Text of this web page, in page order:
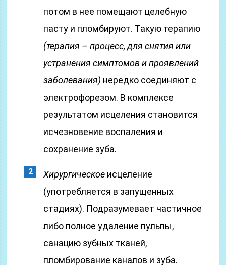
потом в нее помещают целебную
пасту и пломбируют. Такую терапию
(терапия – процесс, для снятия или
устранения симптомов и проявлений
заболевания) нередко соединяют с
электрофорезом. В комплексе
результатом исцеления становится
исчезновение воспаления и
сохранение зуба.
Хирургическое исцеление
(употребляется в запущенных
стадиях). Подразумевает частичное
либо полное удаление пульпы,
санацию зубных тканей,
пломбирование каналов и зуба.